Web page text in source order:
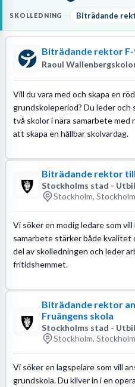
Dina dagar består av att leda
frånvaroanmälningar, utreda
högskoleexamen, gärna med
påbörjad rektorsutbildning, samt
läroplanenför att säkerställa att
regelverk.
Läs mer om yrket:
Löneguide Arbetsuppgifter
SKOLLEDNING Biträdande
Biträdande rektor F-
Raoul
Vill du vara med och skapa en
grundskoleperiod? Du leder
två skolor i nära samarbete
att skapa en hållbar skolvardag.
Biträdande rektor
Stockholms stad -
Stockholm,
Vi söker en modig ledare som
samarbete stärker både kvalitet
del av skolledningen och leder
fritidshemmet.
Biträdande rektor
Fruängens skola
Stockholms stad -
Stockholm,
Vi söker en lagspelare som vill
grundskola. Du kliver in i en